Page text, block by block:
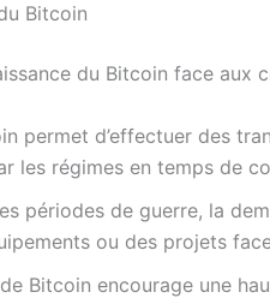
Bitcoin
du Bitcoin face aux
permet d’effectuer des
les régimes en temps de
périodes de guerre, la
ou des projets
Bitcoin encourage une